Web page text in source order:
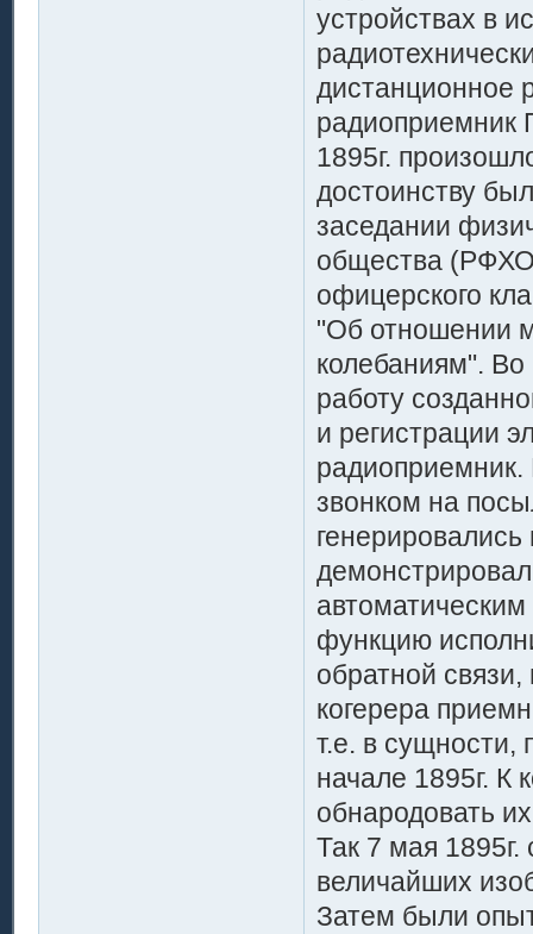
устройствах в
дистанционное
радиоприемник
1895г.
достоинству
заседании
общества
офицерского
"Об отношении
колебаниям".
работу
и регистрации
радиоприемник.
звонком на
функцию
обратной связи,
когерера
т.е. в сущности,
начале 1895г. К
обнародовать
Так 7 мая
величайших
Затем были